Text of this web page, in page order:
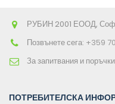
РУБИН 2001 ЕООД,
Позвънете сега: +359
За запитвания и
ПОТРЕБИТЕЛСКА